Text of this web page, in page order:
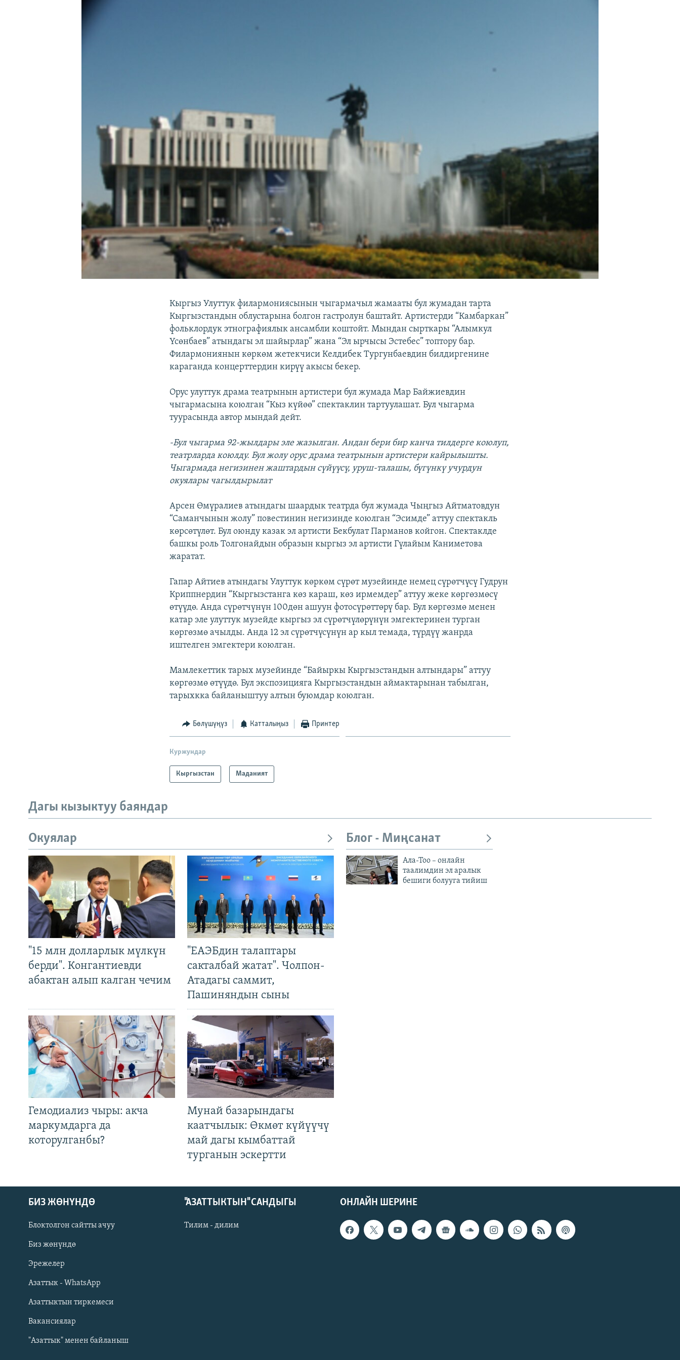
Русский
ОНЛАЙН ШЕРИНЕ
Кыргыз Улуттук филармониясынын чыгармачыл жамааты бул жумадан тарта
Кыргызстандын облустарына болгон гастролун баштайт. Артистерди “Камбаркан”
фольклордук этнографиялык ансамбли коштойт. Мындан сырткары “Алымкул
Үсөнбаев” атындагы эл шайырлар” жана “Эл ырчысы Эстебес” топтору бар.
Филармониянын көркөм жетекчиси Келдибек Тургунбаевдин билдиргенине
караганда концерттердин кирүү акысы бекер.
Орус улуттук драма театрынын артистери бул жумада Мар Байжиевдин
чыгармасына коюлган “Кыз күйөө” спектаклин тартуулашат. Бул чыгарма
туурасында автор мындай дейт.
-Бул чыгарма 92-жылдары эле жазылган. Андан бери бир канча тилдерге коюлуп,
театрларда коюлду. Бул жолу орус драма театрынын артистери кайрылышты.
Чыгармада негизинен жаштардын сүйүүсү, уруш-талашы, бүгүнкү учурдун
окуялары чагылдырылат
Арсен Өмүралиев атындагы шаардык театрда бул жумада Чыңгыз Айтматовдун
“Саманчынын жолу” повестинин негизинде коюлган “Эсимде” аттуу спектакль
көрсөтүлөт. Бул оюнду казак эл артисти Бекбулат Парманов койгон. Спектаклде
башкы роль Толгонайдын образын кыргыз эл артисти Гүлайым Каниметова
жаратат.
Гапар Айтиев атындагы Улуттук көркөм сүрөт музейинде немец сүрөтчүсү Гудрун
Криппнердин “Кыргызстанга көз караш, көз ирмемдер” аттуу жеке көргөзмөсү
өтүүдө. Анда сүрөтчүнүн 100дөн ашуун фотосүрөттөрү бар. Бул көргөзмө менен
катар эле улуттук музейде кыргыз эл сүрөтчүлөрүнүн эмгектеринен турган
көргөзмө ачылды. Анда 12 эл сүрөтчүсүнүн ар кыл темада, түрдүү жанрда
иштелген эмгектери коюлган.
Мамлекеттик тарых музейинде “Байыркы Кыргызстандын алтындары” аттуу
көргөзмө өтүүдө. Бул экспозицияга Кыргызстандын аймактарынан табылган,
тарыхкка байланыштуу алтын буюмдар коюлган.
Бөлүшүңүз Катталыңыз Принтер
Куржундар
Кыргызстан Маданият
Дагы кызыктуу баяндар
Окуялар
"15 млн долларлык мүлкүн
берди". Конгантиевди
абактан алып калган чечим
"ЕАЭБдин талаптары
сакталбай жатат". Чолпон-
Атадагы саммит,
Пашиняндын сыны
Гемодиализ чыры: акча
маркумдарга да
которулганбы?
Мунай базарындагы
каатчылык: Өкмөт күйүүчү
май дагы кымбаттай
турганын эскертти
Блог - Миңсанат
Ала-Тоо – онлайн
таалимдин эл аралык
бешиги болууга тийиш
ОНЛАЙН ШЕРИНЕ
БИЗ ЖӨНҮНДӨ
Блоктолгон сайтты ачуу
Биз жөнүндө
Эрежелер
Азаттык - WhatsApp
Азаттыктын тиркемеси
Вакансиялар
"Азаттык" менен байланыш
"АЗАТТЫКТЫН" САНДЫГЫ
Тилим - дилим